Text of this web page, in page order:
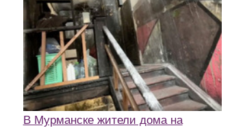
В Мурманске жители дома на